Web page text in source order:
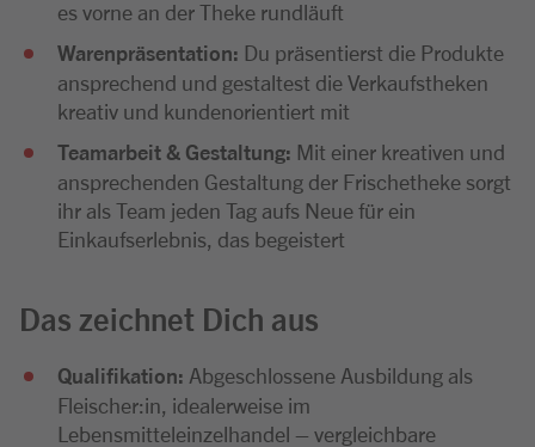
es vorne an der Theke rundläuft
Warenpräsentation: Du präsentierst die Produkte
ansprechend und gestaltest die Verkaufstheken
kreativ und kundenorientiert mit
Teamarbeit & Gestaltung: Mit einer kreativen und
ansprechenden Gestaltung der Frischetheke sorgt
ihr als Team jeden Tag aufs Neue für ein
Einkaufserlebnis, das begeistert
Das zeichnet Dich aus
Qualifikation: Abgeschlossene Ausbildung als
Fleischer:in, idealerweise im
Lebensmitteleinzelhandel – vergleichbare